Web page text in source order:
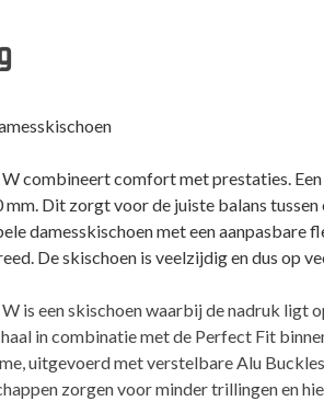
combineert comfort met prestaties.
Dit zorgt voor de juiste balans
damesskischoen met een aanpasbare
De skischoen is veelzijdig en dus op
is een skischoen waarbij de nadruk ligt
in combinatie met de Perfect Fit
uitgevoerd met verstelbare Alu
zorgen voor minder trillingen en